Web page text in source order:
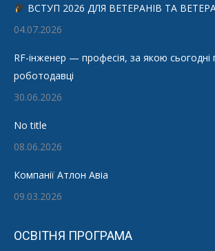
ВСТУП 2026 ДЛЯ ВЕТЕРАНІВ ТА
04.07.2026
RF-інженер — професія, за якою
роботодавці
30.06.2026
No title
08.06.2026
Компанії Атлон Авіа
09.03.2026
ОСВІТНЯ ПРОГРАМА